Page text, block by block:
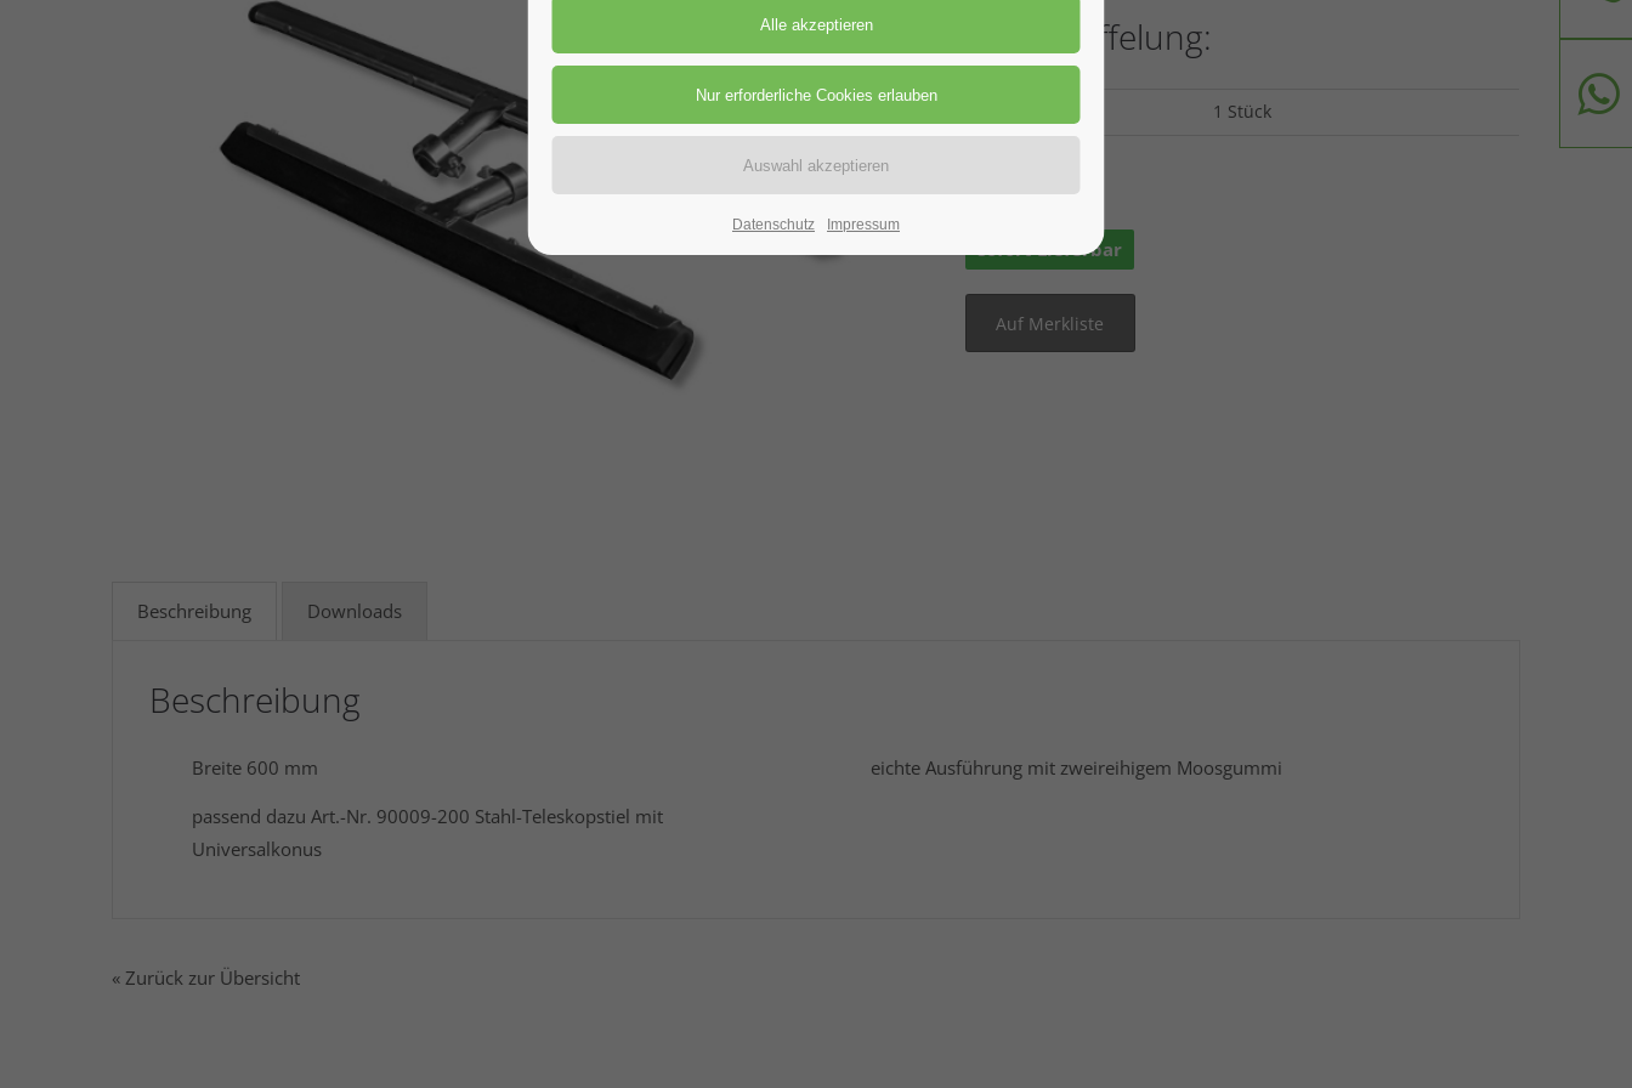
Preis-Staffelung:
1 Stück
Preisanfrage
sofort Lieferbar
Beschreibung Downloads
Beschreibung
Breite 600 mm
eichte Ausführung mit zweireihigem Moosgummi
passend dazu Art.-Nr. 90009-200 Stahl-Teleskopstiel mit
Universalkonus
« Zurück zur Übersicht
Datenschutz Impressum